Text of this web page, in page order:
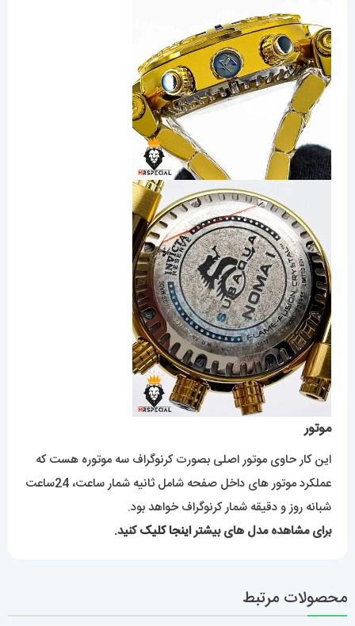
موتور
این کار حاوی موتور اصلی بصورت کرنوگراف سه موتوره هست که
عملکرد موتور های داخل صفحه شامل ثانیه شمار ساعت، 24ساعت
شبانه روز و دقیقه شمار کرنوگراف خواهد بود.
برای مشاهده مدل های بیشتراینجا کلیککنید.
محصولات مرتبط